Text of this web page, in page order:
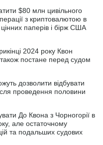
$80 млн цивільного
з криптовалютою в
паперів і бірж США
2024 року Квон
постане перед судом
дозволити відбувати
проведення половини
До Квона з Чорногорії в
але остаточному
та подальших судових